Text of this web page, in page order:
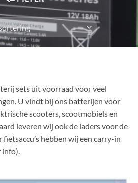
sets uit voorraad voor veel
U vindt bij ons batterijen voor
scooters, scootmobiels en
leveren wij ook de laders voor de
fietsaccu’s hebben wij een carry-in
info).